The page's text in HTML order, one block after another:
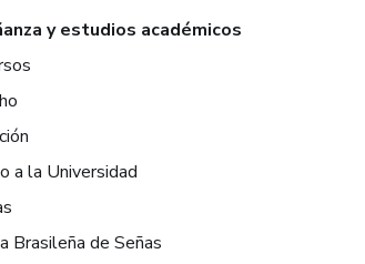
y estudios académicos
a la Universidad
Brasileña de Señas